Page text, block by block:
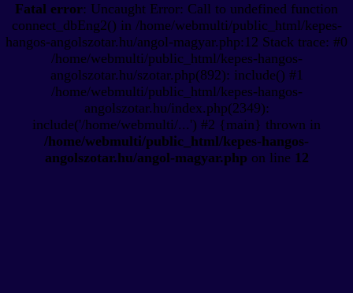
Fatal error: Uncaught Error: Call to undefined function
connect_dbEng2() in /home/webmulti/public_html/kepes-
hangos-angolszotar.hu/angol-magyar.php:12 Stack trace: #0
/home/webmulti/public_html/kepes-hangos-
angolszotar.hu/szotar.php(892): include() #1
/home/webmulti/public_html/kepes-hangos-
angolszotar.hu/index.php(2349):
include('/home/webmulti/...') #2 {main} thrown in
/home/webmulti/public_html/kepes-hangos-
angolszotar.hu/angol-magyar.php on line 12